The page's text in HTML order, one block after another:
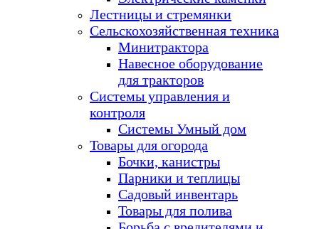
Лестницы и стремянки
Сельскохозяйственная техника
Минитрактора
Навесное оборудование
для тракторов
Системы управления и
контроля
Системы Умный дом
Товары для огорода
Бочки, канистры
Парники и теплицы
Садовый инвентарь
Товары для полива